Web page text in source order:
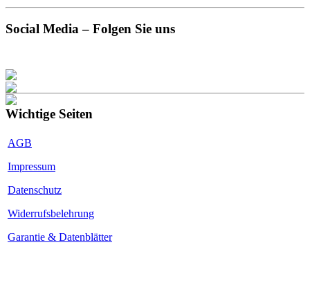
Social Media – Folgen Sie uns
Wichtige Seiten
AGB
Impressum
Datenschutz
Widerrufsbelehrung
Garantie & Datenblätter